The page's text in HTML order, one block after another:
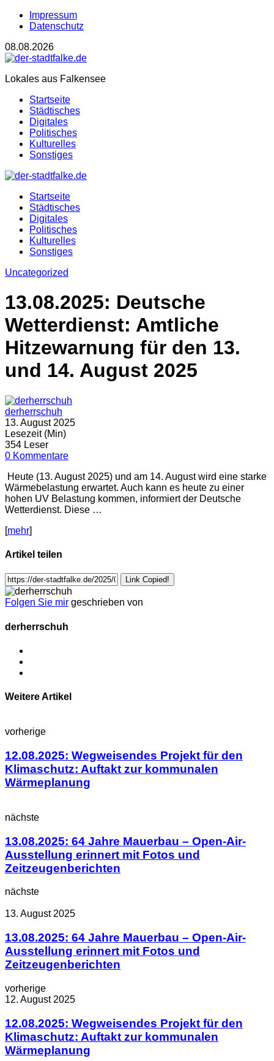
Impressum
Datenschutz
08.08.2026
Lokales aus Falkensee
Startseite
Städtisches
Digitales
Politisches
Kulturelles
Sonstiges
Startseite
Städtisches
Digitales
Politisches
Kulturelles
Sonstiges
Uncategorized
13.08.2025: Deutsche
Wetterdienst: Amtliche
Hitzewarnung für den 13.
und 14. August 2025
derherrschuh
13. August 2025
Lesezeit (Min)
354 Leser
0 Kommentare
Heute (13. August 2025) und am 14. August wird eine starke
Wärmebelastung erwartet. Auch kann es heute zu einer
hohen UV Belastung kommen, informiert der Deutsche
Wetterdienst. Diese …
[mehr]
Artikel teilen
Link Copied!
Folgen Sie mir geschrieben von
derherrschuh
Weitere Artikel
vorherige
12.08.2025: Wegweisendes Projekt für den
Klimaschutz: Auftakt zur kommunalen
Wärmeplanung
nächste
13.08.2025: 64 Jahre Mauerbau – Open-Air-
Ausstellung erinnert mit Fotos und
Zeitzeugenberichten
nächste
13. August 2025
13.08.2025: 64 Jahre Mauerbau – Open-Air-
Ausstellung erinnert mit Fotos und
Zeitzeugenberichten
vorherige
12. August 2025
12.08.2025: Wegweisendes Projekt für den
Klimaschutz: Auftakt zur kommunalen
Wärmeplanung